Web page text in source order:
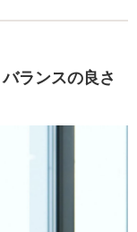
ランスの良さ